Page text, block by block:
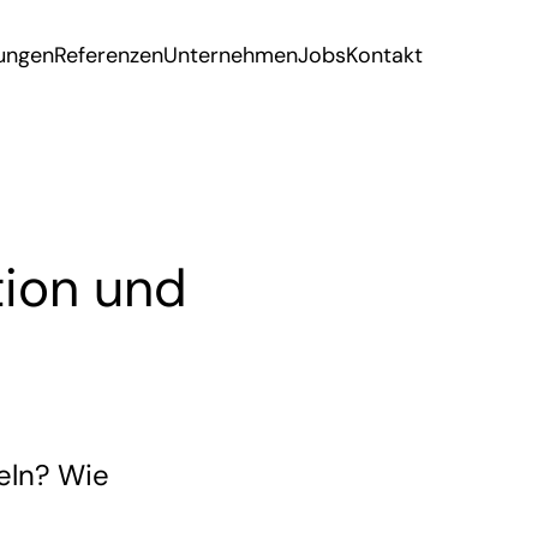
ReferenzenUnternehmenJobsKontakt
und
Wie